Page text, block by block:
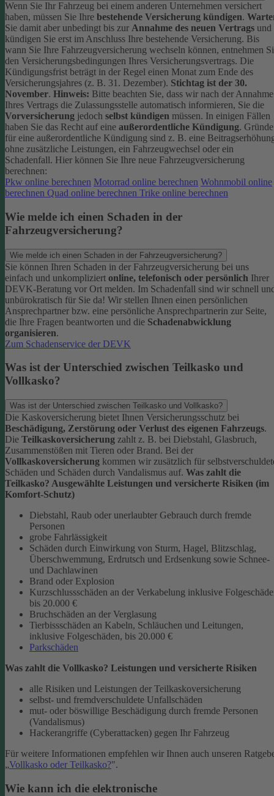
Wenn Sie Ihr Fahrzeug bei einem anderen Unternehmen versichert
haben, müssen Sie Ihre bestehende Versicherung kündigen.
Sie damit aber unbedingt bis zur Annahme des neuen Vertrags und
kündigen Sie erst im Anschluss Ihre bestehende Versicherung. Bis
wann Sie Ihre Fahrzeugversicherung wechseln können, entnehmen
den Versicherungsbedingungen Ihres Versicherungsvertrags. Die
Kündigungsfrist beträgt in der Regel einen Monat zum Ende des
Versicherungsjahres (z. B. 31. Dezember). Stichtag ist der 30.
November. Hinweis: Bitte beachten Sie, dass wir nach der Annahme
Ihres Vertrags die Zulassungsstelle automatisch informieren, Sie die
Vorversicherung jedoch selbst kündigen müssen. In einigen Fällen
haben Sie das Recht auf eine außerordentliche Kündigung. Gründe
für eine außerordentliche Kündigung sind z. B. eine
ohne zusätzliche Leistungen, ein Fahrzeugwechsel oder ein
Schadenfall. Hier können Sie Ihre neue Fahrzeugversicherung
berechnen:
Pkw online berechnen Motorrad online berechnen Wohnmobil online
berechnen Quad online berechnen Trike online berechnen
Wie melde ich einen Schaden in der
Fahrzeugversicherung?
Wie melde ich einen Schaden in der Fahrzeugversicherung?
Sie können Ihren Schaden in der Fahrzeugversicherung bei uns
einfach und unkompliziert online, telefonisch oder persönlich Ihrer
DEVK-Beratung vor Ort melden. Im Schadenfall sind wir schnell
unbürokratisch für Sie da! Wir stellen Ihnen einen persönlichen
Ansprechpartner bzw. eine persönliche Ansprechpartnerin zur Seite,
die Ihre Fragen beantworten und die Schadenabwicklung
organisieren.
Zum Schadenservice der DEVK
Was ist der Unterschied zwischen Teilkasko und
Vollkasko?
Was ist der Unterschied zwischen Teilkasko und Vollkasko?
Die Kaskoversicherung bietet Ihnen Versicherungsschutz bei
Beschädigung, Zerstörung oder Verlust des eigenen Fahrzeugs.
Die Teilkaskoversicherung zahlt z. B. bei Diebstahl, Glasbruch,
Zusammenstößen mit Tieren oder Brand. Bei der
Vollkaskoversicherung kommen wir zusätzlich für
Schäden und Schäden durch Vandalismus auf. Was zahlt die
Teilkasko? Ausgewählte Leistungen und versicherte Risiken (im
Komfort-Schutz)
Diebstahl, Raub oder unerlaubter Gebrauch durch fremde
Personen
grobe Fahrlässigkeit
Schäden durch Einwirkung von Sturm, Hagel, Blitzschlag,
Überschwemmung, Erdrutsch und Erdsenkung sowie Schnee-
und Dachlawinen
Brand oder Explosion
Kurzschlussschäden an der Verkabelung inklusive
bis 20.000 €
Bruchschäden an der Verglasung
Tierbissschäden an Kabeln, Schläuchen und Leitungen,
inklusive Folgeschäden, bis 20.000 €
Parkschäden
Was zahlt die Vollkasko? Leistungen und versicherte Risiken
alle Risiken und Leistungen der Teilkaskoversicherung
selbst- und fremdverschuldete Unfallschäden
mut- oder böswillige Beschädigung durch fremde Personen
(Vandalismus)
Hackerangriffe (Cyberattacken) gegen Ihr Fahrzeug
Für weitere Informationen empfehlen wir Ihnen auch unseren
„Vollkasko oder Teilkasko?".
Wie kann ich die elektronische